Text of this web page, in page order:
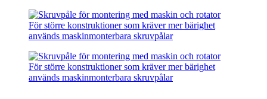
För större konstruktioner som kräver mer bärighet
används maskinmonterbara skruvpålar
För större konstruktioner som kräver mer bärighet
används maskinmonterbara skruvpålar